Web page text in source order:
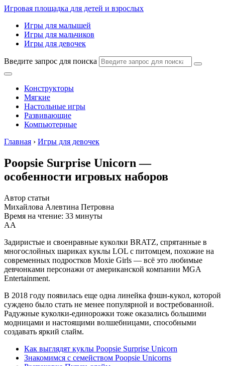
Игровая площадка для детей и взрослых
Игры для малышей
Игры для мальчиков
Игры для девочек
Введите запрос для поиска
Конструкторы
Мягкие
Настольные игры
Развивающие
Компьютерные
Главная › Игры для девочек
Poopsie Surprise Unicorn —
особенности игровых наборов
Автор статьи
Михайлова Алевтина Петровна
Время на чтение: 33 минуты
АА
Задиристые и своенравные куколки BRATZ, спрятанные в
многослойных шариках куклы LOL с питомцем, похожие на
современных подростков Moxie Girls — всё это любимые
девчонками персонажи от американской компании MGA
Entertainment.
В 2018 году появилась еще одна линейка фэшн-кукол, которой
суждено было стать не менее популярной и востребованной.
Радужные куколки-единорожки тоже оказались большими
модницами и настоящими волшебницами, способными
создавать яркий слайм.
Как выглядят куклы Poopsie Surprise Unicorn
Знакомимся с семейством Poopsie Unicorns